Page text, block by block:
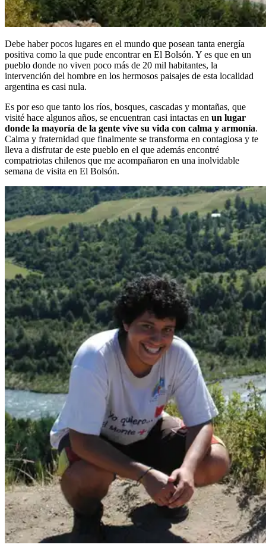
Debe haber pocos lugares en el mundo que posean tanta energía
positiva como la que pude encontrar en El Bolsón. Y es que en un
pueblo donde no viven poco más de 20 mil habitantes, la
intervención del hombre en los hermosos paisajes de esta localidad
argentina es casi nula.
Es por eso que tanto los ríos, bosques, cascadas y montañas, que
visité hace algunos años, se encuentran casi intactas en un lugar
donde la mayoría de la gente vive su vida con calma y armonía.
Calma y fraternidad que finalmente se transforma en contagiosa y te
lleva a disfrutar de este pueblo en el que además encontré
compatriotas chilenos que me acompañaron en una inolvidable
semana de visita en El Bolsón.